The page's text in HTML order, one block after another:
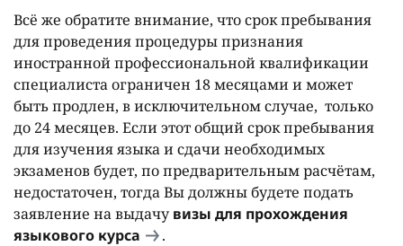
Всё же обратите внимание, что срок пребывания
для проведения процедуры признания
иностранной профессиональной квалификации
специалиста ограничен 18 месяцами и может
быть продлен, в исключительном случае, только
до 24 месяцев. Если этот общий срок пребывания
для изучения языка и сдачи необходимых
экзаменов будет, по предварительным расчётам,
недостаточен, тогда Вы должны будете подать
заявление на выдачу визы для прохождения
языкового курса
.